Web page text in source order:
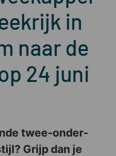
in
naar de
24 juni
twee-onder-
Grijp dan je